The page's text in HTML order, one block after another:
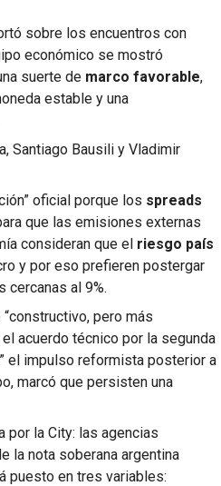
sobre los encuentros con
económico se mostró
suerte de marco favorable,
estable y una
Santiago Bausili y Vladimir
oficial porque los spreads
que las emisiones externas
consideran que el riesgo país
y por eso prefieren postergar
cercanas al 9%.
pero más
acuerdo técnico por la segunda
el impulso reformista posterior a
marcó que persisten una
por la City: las agencias
la nota soberana argentina
puesto en tres variables: